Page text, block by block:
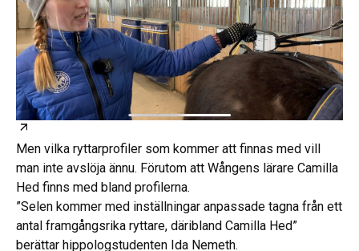
Men vilka ryttarprofiler som kommer att finnas med vill
man inte avslöja ännu. Förutom att Wångens lärare Camilla
Hed finns med bland profilerna.
”Selen kommer med inställningar anpassade tagna från ett
antal framgångsrika ryttare, däribland Camilla Hed”
berättar hippologstudenten Ida Nemeth.